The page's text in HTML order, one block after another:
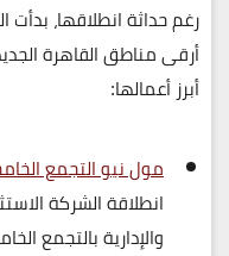
رغم حداثة انطلاقها،
أرقى مناطق القاهرة
أبرز أعمالها:
مول نيو التجمع
انطلاقة الشركة
والإدارية بالتجمع